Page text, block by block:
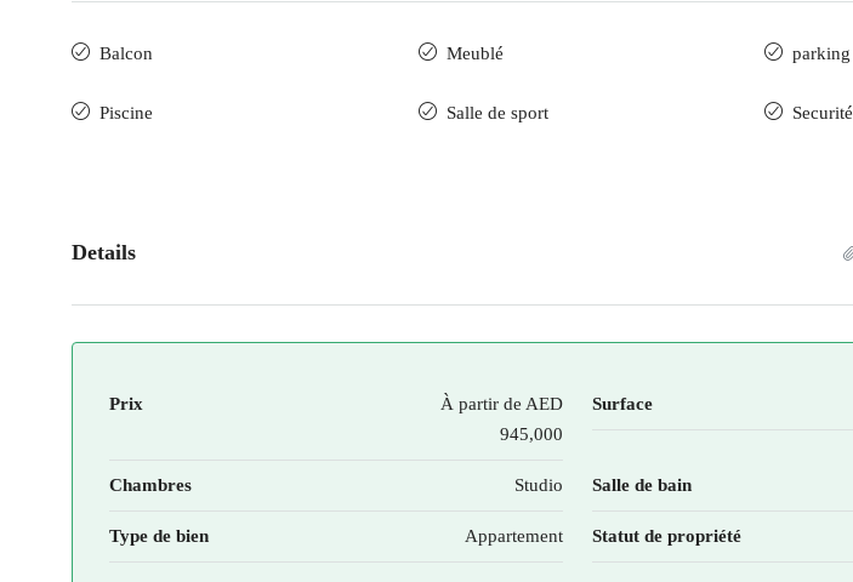
Balcon Meublé parking
Piscine Salle de sport Securité
Details
Prix À partir de AED
945,000
Surface
Chambres Studio Salle de bain
Type de bien Appartement Statut de propriété